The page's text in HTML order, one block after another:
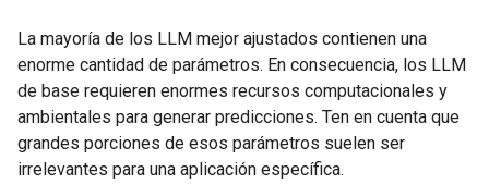
La mayoría de los LLM mejor ajustados contienen una
enorme cantidad de parámetros. En consecuencia, los LLM
de base requieren enormes recursos computacionales y
ambientales para generar predicciones. Ten en cuenta que
grandes porciones de esos parámetros suelen ser
irrelevantes para una aplicación específica.